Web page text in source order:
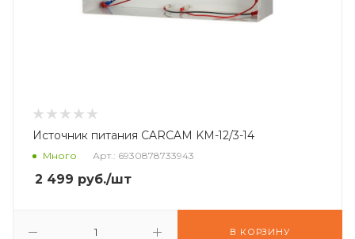
Источник питания CARCAM KM-12/3-14
Много Арт.: 6930878733943
2 499 руб./шт
В КОРЗИНУ